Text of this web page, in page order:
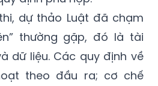
dự thảo Luật đã chạm
thường gặp, đó là tài
dữ liệu. Các quy định về
theo đầu ra; cơ chế